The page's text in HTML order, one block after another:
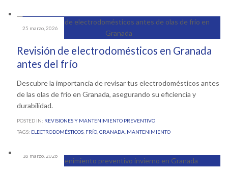
25 marzo, 2026
Revisión de electrodomésticos en Granada
antes del frío
Descubre la importancia de revisar tus electrodomésticos antes
de las olas de frío en Granada, asegurando su eficiencia y
durabilidad.
POSTED IN: REVISIONES Y MANTENIMIENTO PREVENTIVO
TAGS: ELECTRODOMÉSTICOS, FRÍO,GRANADA, MANTENIMIENTO
18 marzo, 2026